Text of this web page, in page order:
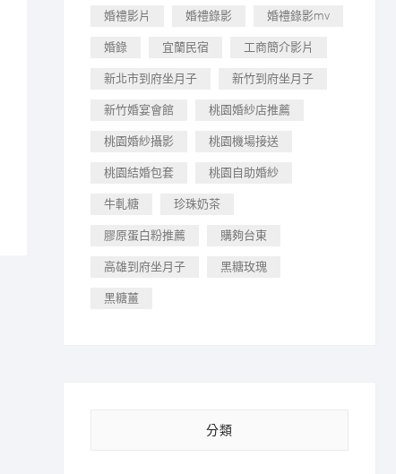
婚禮影片 婚禮錄影 婚禮錄影mv
婚錄 宜蘭民宿 工商簡介影片
新北市到府坐月子 新竹到府坐月子
新竹婚宴會館 桃園婚紗店推薦
桃園婚紗攝影 桃園機場接送
桃園結婚包套 桃園自助婚紗
牛軋糖 珍珠奶茶
膠原蛋白粉推薦 購夠台東
高雄到府坐月子 黑糖玫瑰
黑糖薑
分類